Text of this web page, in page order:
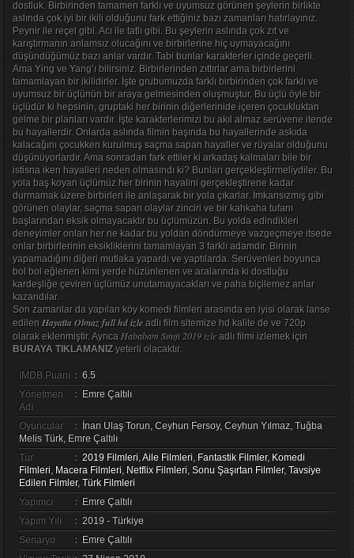
dostluk. Birbirinden tamamen farklı ve uyumsuz görünen şeylerin birlikte
aslında çok iyi bir ikili olduğunu fark ettiğiniz bazı zamanları hatırlayınız.
Peynir ile reçel gibi. Acı ile tatlı gibi. Bu şeylerin aslında çok zıt ve
karıştırmanın anlamsız olucağını ve birbirlerine hiç uymayacağını
düşündüğümüz bazı anlar vardır. Tabi bunlar karakterler içinde geçerli.
Ama Ying ve Yang’ı bilirsiniz. Birbirlerinden zıttırlar ama birbirlerini
tamamlayan bir ikilidirler. İşte grubumuzda farklı birbirinden çok farklı ve
uyumsuz bir üçlünün bir araya gelmesinden oluşmuştur. Bu üçlü öyle bir
üçlüdür ki hepsinin, gruptaki her birinin diğerlerinide içeren çocukluktan
gelme bir planları vardır. İşte karakterlerimizi bu akıl almaz serüvene itende
bu hayallerdir. Onlarda aslında filmin başında bu hayallerinde askıda
kalacağını çocukken kurulmuş saçma sapan hayaller ve rüyalar olduğunu
düşünüyorlardır. Ama sonradan fark ettiler ki arkadaş kalmaları bile bir
istisna iken hayalleri neden olmasındı ki? Bunları gerçekleştirmeliydiler. Bu
yola baş koyan üçlümüz her birinin hayalini gerçekleştirene kadar
durmamak üzere birbirleri ile anlaşarak bir yola çıkarlar. İmkansızmış gibi
görünen olaylar, saçma sapan olaylar zinciri ve bir kahkaha tufanı
başlarından eksik olmayacaktır bu üçlümüzün. Bu yolda edindikleri
deneyimler onları her ne kadar bu yoldan döndürmeye vazgeçmeye itsede
onlar birbirlerinin eksikliklerini tamamlayan 3 farklı adamdır. Birinin
yapamadığını diğeri mutlaka yapardı ve yaptılarda. Serüvenleri boyunca
bol bol eğlenen kimi yerde hüzünlenen ve aralarında ki dostluğu
kardeşliğe çeviren üçlümüz unutamayacakları ve paha biçilemez anlar
kazandılar.
Son zamanlar da yapılan köy komedi filmleri arasında en iyisi olarak lanse
edilen Hayatta Olmaz full hd izleadlı film sitemize hd kalite de ve 720p
olarak eklenmiştir. Ayrıca Hababam Sınıfı 2019 izleadlı filmi izlemek için
BURAYA TIKLAMANIZyeterli olacaktır.
IMDB Puanı : 6.5
Yönetmen
Adı
: Emre Çaltılı
Oyuncular : İnan Ulaş Torun, Ceyhun Fersoy, Ceyhun Yılmaz, Tuğba
Melis Türk, Emre Çaltılı
Tür
: 2019 Filmleri,Aile Filmleri, Fantastik Filmler, Komedi
Filmleri, Macera Filmleri, Netflix Filmleri, Sonu Şaşırtan Filmler, Tavsiye
Edilen Filmler, Türk Filmleri
Yapımcı
: Emre Çaltılı
Yapım Yılı
: 2019 - Türkiye
Senaryo
: Emre Çaltılı